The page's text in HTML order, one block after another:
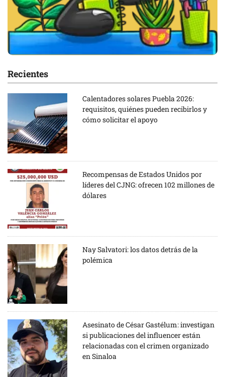
Recientes
Calentadores solares Puebla 2026:
requisitos, quiénes pueden recibirlos y
cómo solicitar el apoyo
Recompensas de Estados Unidos por
líderes del CJNG: ofrecen 102 millones de
dólares
Nay Salvatori: los datos detrás de la
polémica
Asesinato de César Gastélum: investigan
si publicaciones del influencer están
relacionadas con el crimen organizado
en Sinaloa